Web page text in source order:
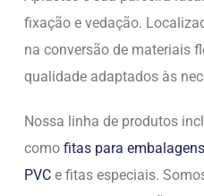
fixação e vedação.
na conversão de materiais
qualidade adaptados às
Nossa linha de produtos
como fitas para embalagens
PVC e fitas especiais.